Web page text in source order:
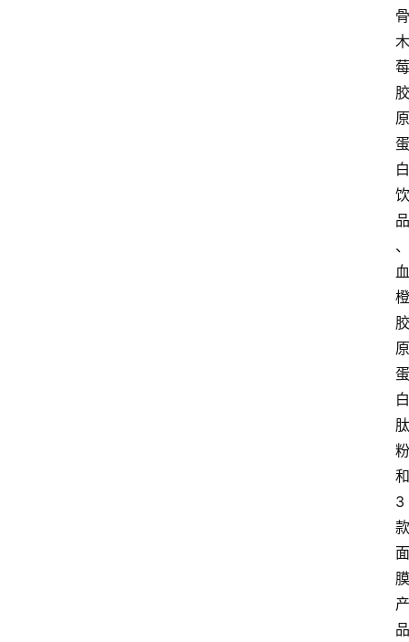
骨
木
莓
胶
原
蛋
白
饮
品
、
血
橙
胶
原
蛋
白
肽
粉
和
3
款
面
膜
产
品